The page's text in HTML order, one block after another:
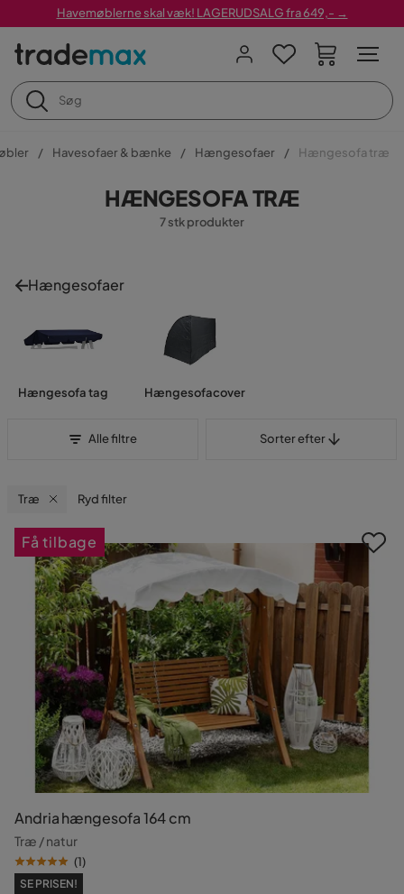
Havemøblerne skal væk! LAGERUDSALG fra 649,- →
Havesofaer & bænke Hængesofaer Hængesofa træ
HÆNGESOFA TRÆ
7 stk produkter
Hængesofaer
Hængesofa tag Hængesofacover
Alle filtre Sorter efter
Træ Ryd filter
Andria hængesofa 164 cm
Træ / natur
(1)
SE PRISEN!
Få tilbage